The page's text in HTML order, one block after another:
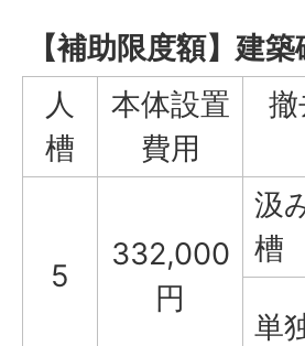
【補助限度額】建
人
槽
本体設置
費用
5
332,000
円
汲
槽
単